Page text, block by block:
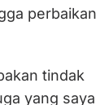
perbaikan
tindak
yang saya